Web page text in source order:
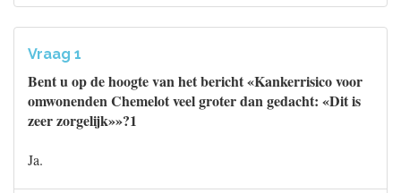
Vraag 1
Bent u op de hoogte van het bericht «Kankerrisico voor
omwonenden Chemelot veel groter dan gedacht: «Dit is
zeer zorgelijk»»?1
Ja.